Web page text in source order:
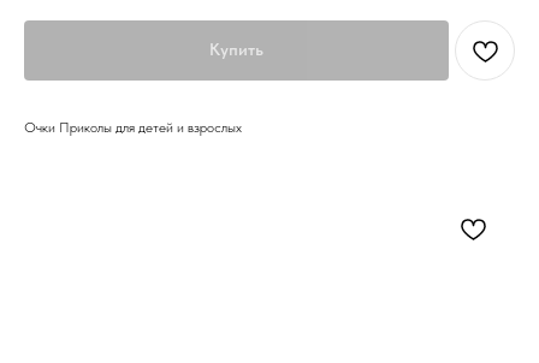
Купить
Очки Приколы для детей и взрослых